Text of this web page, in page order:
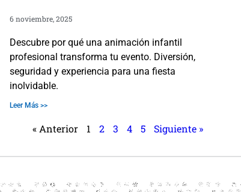
6 noviembre, 2025
Descubre por qué una animación infantil
profesional transforma tu evento. Diversión,
seguridad y experiencia para una fiesta
inolvidable.
Leer Más >>
« Anterior 1 2 3 4 5 Siguiente »